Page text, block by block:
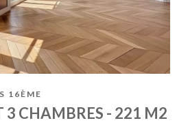
16ÈME
3 CHAMBRES - 221 M2